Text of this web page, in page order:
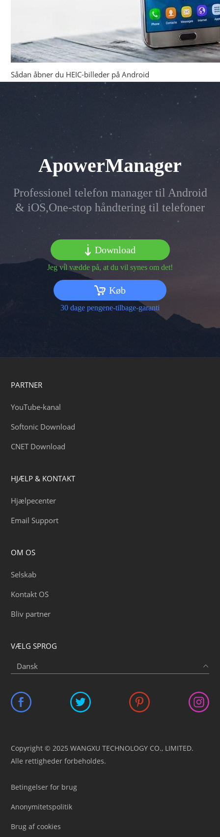
Sådan åbner du HEIC-billeder på Android
ApowerManager
Professionel telefon manager til Android
& iOS,One-stop håndtering til telefoner
Download
Jeg vil vædde på, at du vil synes om det!
Køb
30 dage pengene-tilbage-garanti
PARTNER
YouTube-kanal
Softonic Download
CNET Download
HJÆLP & KONTAKT
Hjælpecenter
Email Support
OM OS
Selskab
Kontakt OS
Bliv partner
VÆLG SPROG
Copyright © 2025 WANGXU TECHNOLOGY CO., LIMITED.
Alle rettigheder forbeholdes.
Betingelser for brug
Anonymitetspolitik
Brug af cookies